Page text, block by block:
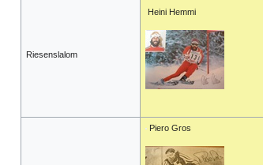
Riesenslalom
Heini Hemmi
Piero Gros